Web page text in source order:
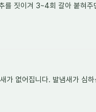
를 짓이겨 3~4회 갈아 붙혀주
가 없어집니다. 발냄새가 심